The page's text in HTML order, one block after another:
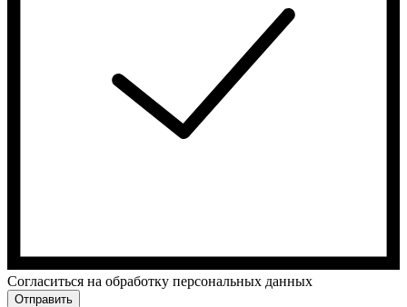
Cогласиться на обработку персональных данных
Отправить